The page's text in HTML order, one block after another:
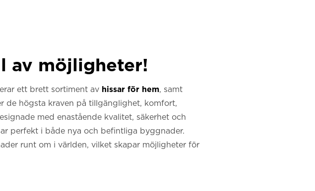
av möjligheter!
ett brett sortiment av hissar för hem, samt
de högsta kraven på tillgänglighet, komfort,
med enastående kvalitet, säkerhet och
perfekt i både nya och befintliga byggnader.
runt om i världen, vilket skapar möjligheter för